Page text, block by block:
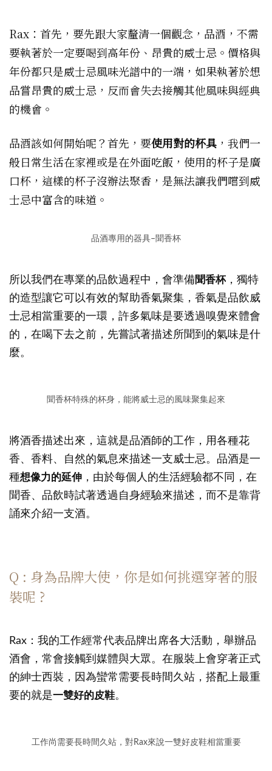
Rax：首先，要先跟大家釐清一個觀念，品酒，不需
要執著於一定要喝到高年份、昂貴的威士忌。價格與
年份都只是威士忌風味光譜中的一端，如果執著於想
品嘗昂貴的威士忌，反而會失去接觸其他風味與經典
的機會。
品酒該如何開始呢？首先，要使用對的杯具 ，我們一
般日常生活在家裡或是在外面吃飯，使用的杯子是廣
口杯，這樣的杯子沒辦法聚香，是無法讓我們嚐到威
士忌中富含的味道。
品酒專用的器具–聞香杯
所以我們在專業的品飲過程中，會準備聞香杯 ，獨特
的造型讓它可以有效的幫助香氣聚集，香氣是品飲威
士忌相當重要的一環，許多氣味是要透過嗅覺來體會
的，在喝下去之前，先嘗試著描述所聞到的氣味是什
麼。
聞香杯特殊的杯身，能將威士忌的風味聚集起來
將酒香描述出來，這就是品酒師的工作，用各種花
香、香料、自然的氣息來描述一支威士忌。品酒是一
種想像力的延伸 ，由於每個人的生活經驗都不同，在
聞香、品飲時試著透過自身經驗來描述，而不是靠背
誦來介紹一支酒。
Q : 身為品牌大使，你是如何挑選穿著的服
裝呢 ?
Rax：我的工作經常代表品牌出席各大活動，舉辦品
酒會，常會接觸到媒體與大眾。在服裝上會穿著正式
的紳士西裝，因為蠻常需要長時間久站，搭配上最重
要的就是一雙好的皮鞋。
工作尚需要長時間久站，對Rax來說一雙好皮鞋相當重要